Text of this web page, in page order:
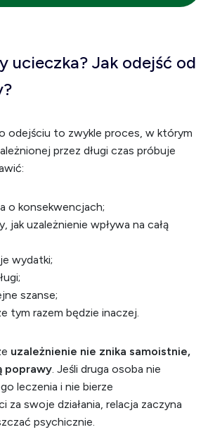
ucieczka? Jak odejść od
odejściu to zwykle proces, w którym
przez długi czas próbuje
o konsekwencjach;
jak uzależnienie wpływa na całą
wydatki;
szanse;
tym razem będzie inaczej.
uzależnienie nie znika samoistnie,
poprawy . Jeśli druga osoba nie
leczenia i nie bierze
za swoje działania, relacja zaczyna
psychicznie.